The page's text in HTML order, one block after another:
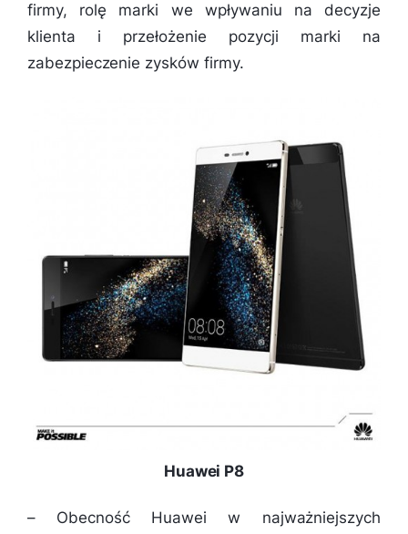
firmy, rolę marki we wpływaniu na decyzje
klienta i przełożenie pozycji marki na
zabezpieczenie zysków firmy.
Huawei P8
– Obecność Huawei w najważniejszych